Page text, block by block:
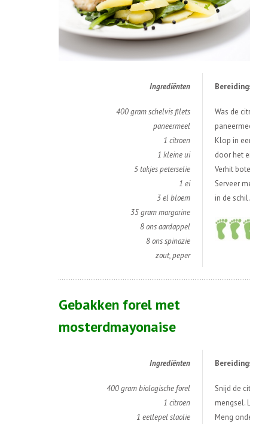
Ingrediënten
400 gram schelvis filets
paneermeel
1 citroen
1 kleine ui
5 takjes peterselie
1 ei
3 el bloem
35 gram margarine
8 ons aardappel
8 ons spinazie
zout, peper
Was de citroen
paneermeel.
Klop in een
door het ei en
Verhit boter in
Serveer met
in de schil.
Gebakken forel met
mosterdmayonaise
Ingrediënten
400 gram biologische forel
1 citroen
1 eetlepel slaolie
Snijd de
mengsel. Leg
Meng